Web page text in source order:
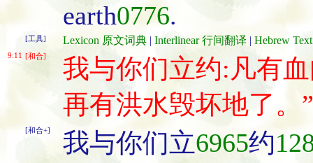
earth0776.
[工具] Lexicon 原文词典 | Interlinear 行间翻译 | Hebrew
9:11 [和合]
我与你们立约:凡有
再有洪水毁坏地了。”
[和合+] 我与你们立6965约